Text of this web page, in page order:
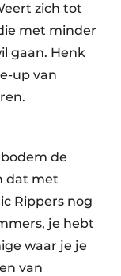
zich tot
met minder
gaan. Henk
up van
de
dat met
Rippers nog
je hebt
waar je je
van